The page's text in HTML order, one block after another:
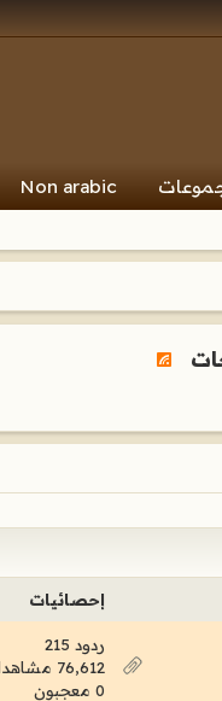
Non arabic
إحصائيات
ردود 215
76,612 مشاهدات
0 معجبون